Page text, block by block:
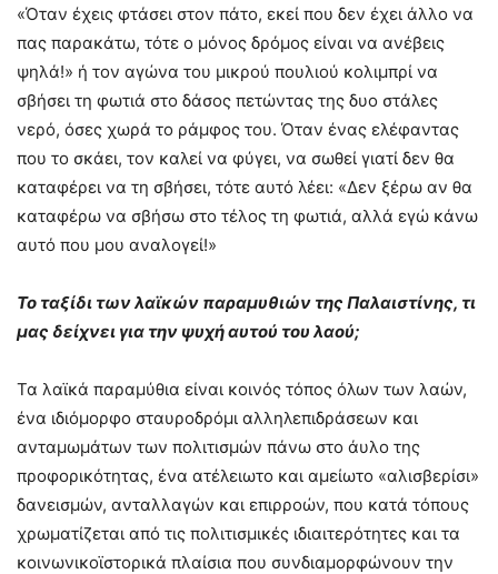
«Όταν έχεις φτάσει στον πάτο, εκεί που δεν έχει άλλο να
πας παρακάτω, τότε ο μόνος δρόμος είναι να ανέβεις
ψηλά!» ή τον αγώνα του μικρού πουλιού κολιμπρί να
σβήσει τη φωτιά στο δάσος πετώντας της δυο στάλες
νερό, όσες χωρά το ράμφος του. Όταν ένας ελέφαντας
που το σκάει, τον καλεί να φύγει, να σωθεί γιατί δεν θα
καταφέρει να τη σβήσει, τότε αυτό λέει: «Δεν ξέρω αν θα
καταφέρω να σβήσω στο τέλος τη φωτιά, αλλά εγώ κάνω
αυτό που μου αναλογεί!»
Το ταξίδι των λαϊκών παραμυθιών της Παλαιστίνης, τι
μας δείχνει για την ψυχή αυτού του λαού;
Τα λαϊκά παραμύθια είναι κοινός τόπος όλων των λαών,
ένα ιδιόμορφο σταυροδρόμι αλληλεπιδράσεων και
ανταμωμάτων των πολιτισμών πάνω στο άυλο της
προφορικότητας, ένα ατέλειωτο και αμείωτο «αλισβερίσι»
δανεισμών, ανταλλαγών και επιρροών, που κατά τόπους
χρωματίζεται από τις πολιτισμικές ιδιαιτερότητες και τα
κοινωνικοϊστορικά πλαίσια που συνδιαμορφώνουν την